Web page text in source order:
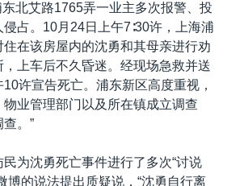
北艾路1765弄一业主多次报警、投
占。10月24日上午7∶30许，上海浦
在该房屋内的沈勇和其母亲进行劝
上车后不久昏迷。经现场急救并送
许宣告死亡。浦东新区高度重视，
业管理部门以及所在镇成立调查
。”
为沈勇死亡事件进行了多次“讨说
博的说法提出质疑说，“沈勇自行离